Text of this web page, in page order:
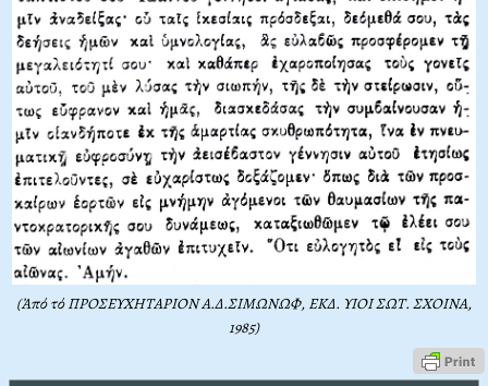
(Ἀπό τό ΠΡΟΣΕΥΧΗΤΑΡΙΟΝ Α.Δ.ΣΙΜΩΝΩΦ, ΕΚΔ. ΥΙΟΙ ΣΩΤ. ΣΧΟΙΝΑ,
1985)